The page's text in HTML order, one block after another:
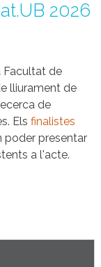
2026
Facultat de
lliurament de
de
Els finalistes
poder presentar
a l'acte.